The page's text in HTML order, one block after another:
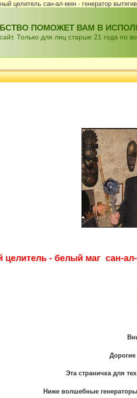
целитель сан-ал-мин - генератор
ПОМОЖЕТ ВАМ В
Только для лиц старше 21 года по
целитель - белый маг сан-
Эта страничка для
Ниже волшебные